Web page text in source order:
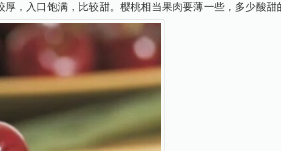
厚，入口饱满，比较甜。樱桃相当果肉要薄一些，多少酸甜